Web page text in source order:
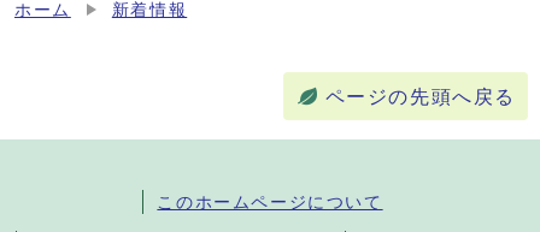
ホーム 新着情報
ページの先頭へ戻る
このホームページについて